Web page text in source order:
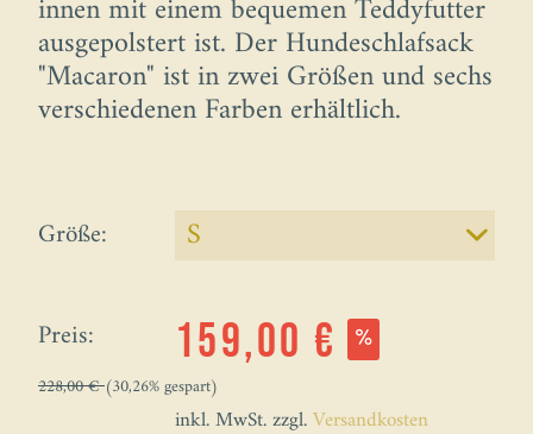
innen mit einem bequemen Teddyfutter
ausgepolstert ist. Der Hundeschlafsack
"Macaron" ist in zwei Größen und sechs
verschiedenen Farben erhältlich.
Größe:
Preis: 159,00 €
228,00 €(30,26% gespart)
inkl. MwSt. zzgl.Versandkosten